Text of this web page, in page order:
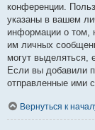
конференции.
указаны в вашем
информации о том,
им личных
могут выделяться,
Если вы добавили
отправленные ими
Вернуться к